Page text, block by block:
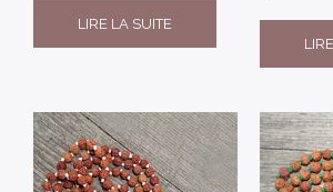
LIRE LA SUITE